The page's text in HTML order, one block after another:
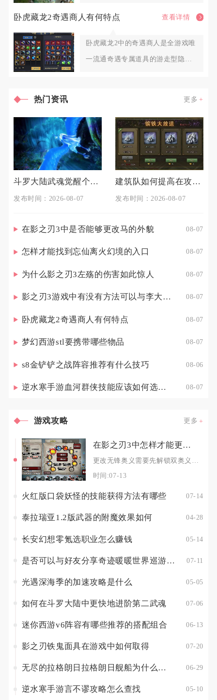
卧虎藏龙2奇遇商人有何特点 查看详情
卧虎藏龙2中的奇遇商人是全游戏唯
一流通奇遇专属道具的游走型隐藏
热门资讯 更多
斗罗大陆武魂觉醒个人训练如何准备
发布时间：2026-08-07
建筑队如何提高在攻城掠地中的生存能力
发布时间：2026-08-07
在影之刃3中是否能够更改马的外貌 08-07
怎样才能找到忘仙离火幻境的入口 08-07
为什么影之刃3左殇的伤害如此惊人 08-07
影之刃3游戏中有没有方法可以与李大娘见面 08-07
卧虎藏龙2奇遇商人有何特点 08-07
梦幻西游stl要携带哪些物品 08-07
s8金铲铲之战阵容推荐有什么技巧 08-06
逆水寒手游血河群侠技能应该如何选择调整 08-07
游戏攻略 更多
在影之刃3中怎样才能更改无锋的奥义
时间:07-13
火红版口袋妖怪的技能获得方法有哪些 07-14
泰拉瑞亚1.2版武器的附魔效果如何 04-28
长安幻想零氪选职业怎么赚钱 05-14
是否可以与好友分享奇迹暖暖世界巡游背景 07-11
光遇深海季的加速攻略是什么 05-05
如何在斗罗大陆中更快地进阶第二武魂 07-06
迷你西游v6阵容有哪些推荐的搭配组合 06-13
影之刃铁鬼面具在游戏中如何取得 07-20
无尽的拉格朗日拉格朗日舰船为什么需要被上锁 06-29
逆水寒手游言不谬攻略怎么查找 05-10